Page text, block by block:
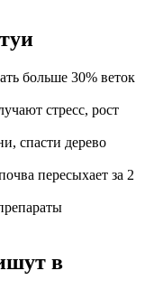
больше 30% веток
стресс, рост
спасти дерево
пересыхает за 2
в